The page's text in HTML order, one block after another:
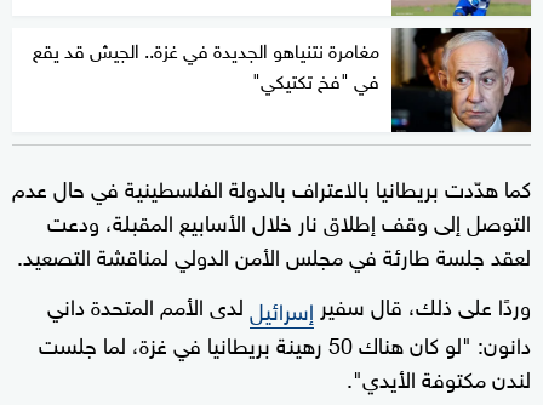
مغامرة نتنياهو الجديدة في غزة.. الجيش قد يقع
في "فخ تكتيكي"
كما هدّدت بريطانيا بالاعتراف بالدولة الفلسطينية في حال عدم
التوصل إلى وقف إطلاق نار خلال الأسابيع المقبلة، ودعت
لعقد جلسة طارئة في مجلس الأمن الدولي لمناقشة التصعيد.
وردًا على ذلك، قال سفير إسرائيللدى الأمم المتحدة داني
دانون: "لو كان هناك 50 رهينة بريطانيا في غزة، لما جلست
لندن مكتوفة الأيدي".